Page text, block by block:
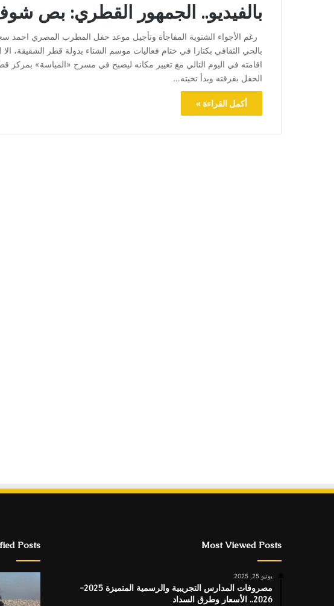
بالفيديو.. الجمهور القطري: بص
رغم الأجواء الشتوية المفاجأة وتأجيل موعد حفل المطرب المصري
بالحي الثقافي بكتارا في ختام فعاليات موسم الشتاء بدولة قطر الشقيقة،
اقامته في اليوم التالي مع تغيير مكانه ليصبح في مسرح «المياسة»
الحفل بفرقته وبدأ تحيته…
أكمل القراءة »
Most Viewed Posts
يونيو 25, 2025
مصروفات المدارس التجريبية والرسمية المتميزة 2025-
2026.. الأسعار وطرق السداد
Posts